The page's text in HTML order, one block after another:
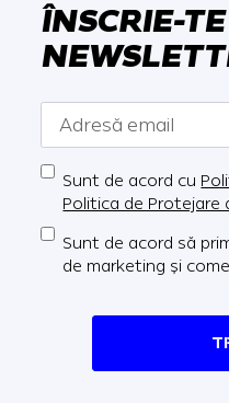
ÎNSCRIE-
Sunt de acord cu
Politica de Protejare
Sunt de acord să
de marketing și